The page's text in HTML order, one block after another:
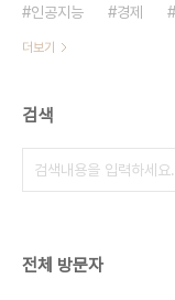
인공지능
경제
더보기
검색
전체 방문자